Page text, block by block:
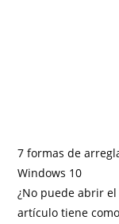
7 formas de
Windows 10
¿No puede abrir
artículo tiene